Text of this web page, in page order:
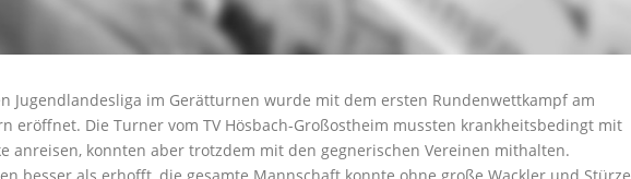
Jugendlandesliga im Gerätturnen wurde mit dem ersten Rundenwettkampf am
eröffnet. Die Turner vom TV Hösbach-Großostheim mussten krankheitsbedingt mit
anreisen, konnten aber trotzdem mit den gegnerischen Vereinen mithalten.
besser als erhofft, die gesamte Mannschaft konnte ohne große Wackler und Stürze